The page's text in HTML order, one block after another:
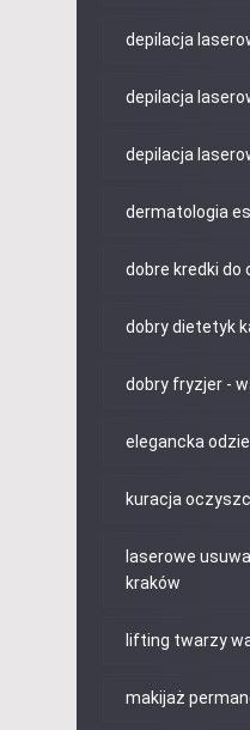
depilacja
depilacja
depilacja
dermatologia
dobre kredki do
dobry dietetyk
dobry fryzjer -
elegancka
kuracja
laserowe
kraków
lifting twarzy
makijaż